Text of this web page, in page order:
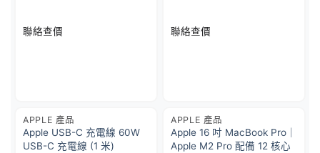
聯絡查價 聯絡查價
APPLE 產品
Apple USB-C 充電線 60W
USB-C 充電線 (1 米)
APPLE 產品
Apple 16 吋 MacBook Pro｜
Apple M2 Pro 配備 12 核心